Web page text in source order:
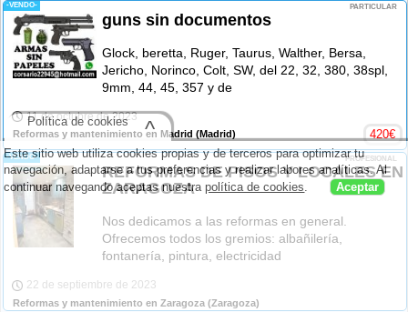
-VENDO- PARTICULAR
guns sin documentos
Glock, beretta, Ruger, Taurus, Walther, Bersa,
Jericho, Norinco, Colt, SW, del 22, 32, 380, 38spl,
9mm, 44, 45, 357 y de
11 de octubre de 2023
Reformas y mantenimiento en Madrid (Madrid) 420€
-VENDO- PROFESIONAL
REFORMAS DE PISOS Y LOCALES EN
ZARAGOZA
Nos dedicamos a las reformas en general.
Ofrecemos todos los gremios: albañilería,
fontanería, pintura, electricidad
22 de septiembre de 2023
Reformas y mantenimiento en Zaragoza (Zaragoza)
Este sitio web utiliza cookies propias y de terceros para optimizar tu
navegación, adaptarse a tus preferencias y realizar labores analíticas. Al
continuar navegando aceptas nuestrapolítica de cookies Aceptar
Política de cookies ^